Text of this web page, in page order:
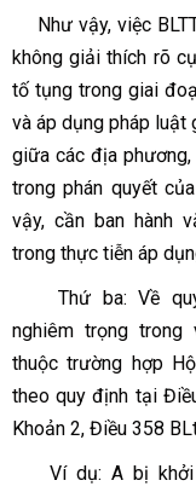
Như vậy, việc
không giải thích rõ
tố tụng trong giai
và áp dụng pháp luật
giữa các địa
trong phán quyết
vậy, cần ban hành
trong thực tiễn áp
Thứ ba:Về
nghiêm trọng trong
thuộc trường hợp
theo quy định tại
Khoản 2, Điều 358
Ví dụ: A bị khởi